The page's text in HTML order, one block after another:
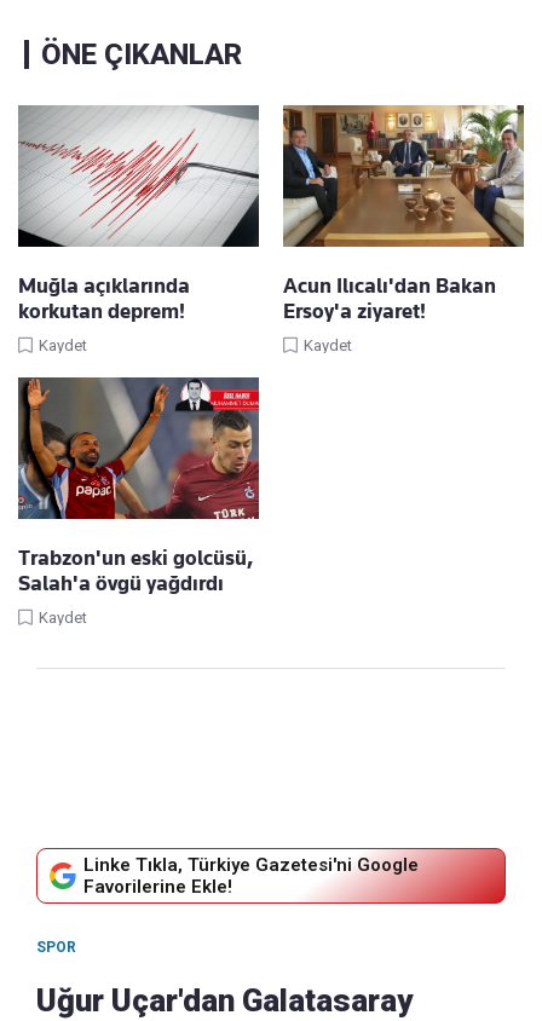
ÖNE ÇIKANLAR
Muğla açıklarında
korkutan deprem!
Kaydet
Acun Ilıcalı'dan Bakan
Ersoy'a ziyaret!
Kaydet
Trabzon'un eski golcüsü,
Salah'a övgü yağdırdı
Kaydet
Linke Tıkla, Türkiye Gazetesi'ni Google
Favorilerine Ekle!
SPOR
Uğur Uçar'dan Galatasaray